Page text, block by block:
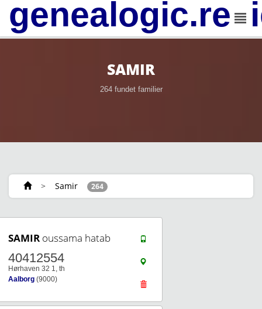
SAMIR
264 fundet familier
> Samir 264
SAMIR oussama hatab
40412554
Hørhaven 32 1, th
Aalborg (9000)